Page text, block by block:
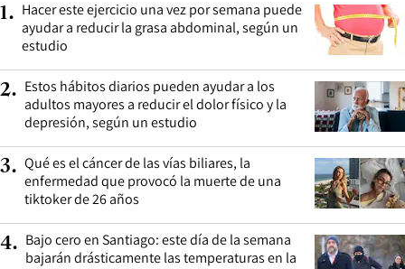
1. Hacer este ejercicio una vez por semana puede
ayudar a reducir la grasa abdominal, según un
estudio
2. Estos hábitos diarios pueden ayudar a los
adultos mayores a reducir el dolor físico y la
depresión, según un estudio
3. Qué es el cáncer de las vías biliares, la
enfermedad que provocó la muerte de una
tiktoker de 26 años
4. Bajo cero en Santiago: este día de la semana
bajarán drásticamente las temperaturas en la